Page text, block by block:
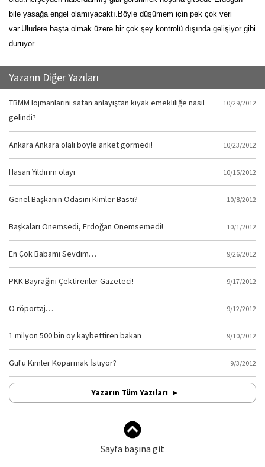
bile yasağa engel olamıyacaktı.Böyle düşümem için pek çok veri
var.Uludere başta olmak üzere bir çok şey kontrolü dışında gelişiyor gibi
duruyor.
Yazarın Diğer Yazıları
TBMM lojmanlarını satan anlayıştan kıyak emekliliğe nasıl
gelindi?
10/29/2012
Ankara Ankara olalı böyle anket görmedi! 10/23/2012
Hasan Yıldırım olayı 10/15/2012
Genel Başkanın Odasını Kimler Bastı? 10/8/2012
Başkaları Önemsedi, Erdoğan Önemsemedi! 10/1/2012
En Çok Babamı Sevdim… 9/26/2012
PKK Bayrağını Çektirenler Gazeteci! 9/17/2012
O röportaj… 9/12/2012
1 milyon 500 bin oy kaybettiren bakan 9/10/2012
Gül'ü Kimler Koparmak İstiyor? 9/3/2012
Yazarın Tüm Yazıları
Sayfa başına git